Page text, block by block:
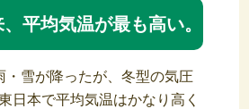
平均気温が最も高い。
雪が降ったが、冬型の気圧
日本で平均気温はかなり高く